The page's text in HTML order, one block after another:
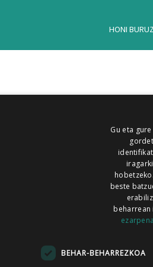
HONI BURUZ
ALEA
MAILOPE NOAUA
Gu eta
hobetzeko.
beste
beharrean
BEHAR-BEHARREZKOA